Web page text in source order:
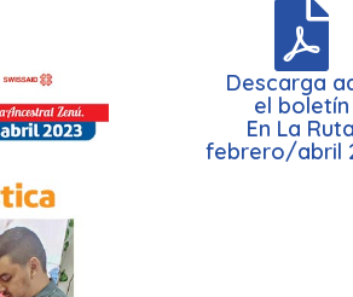
Descarga
el boletín
En La Ruta
febrero/abril